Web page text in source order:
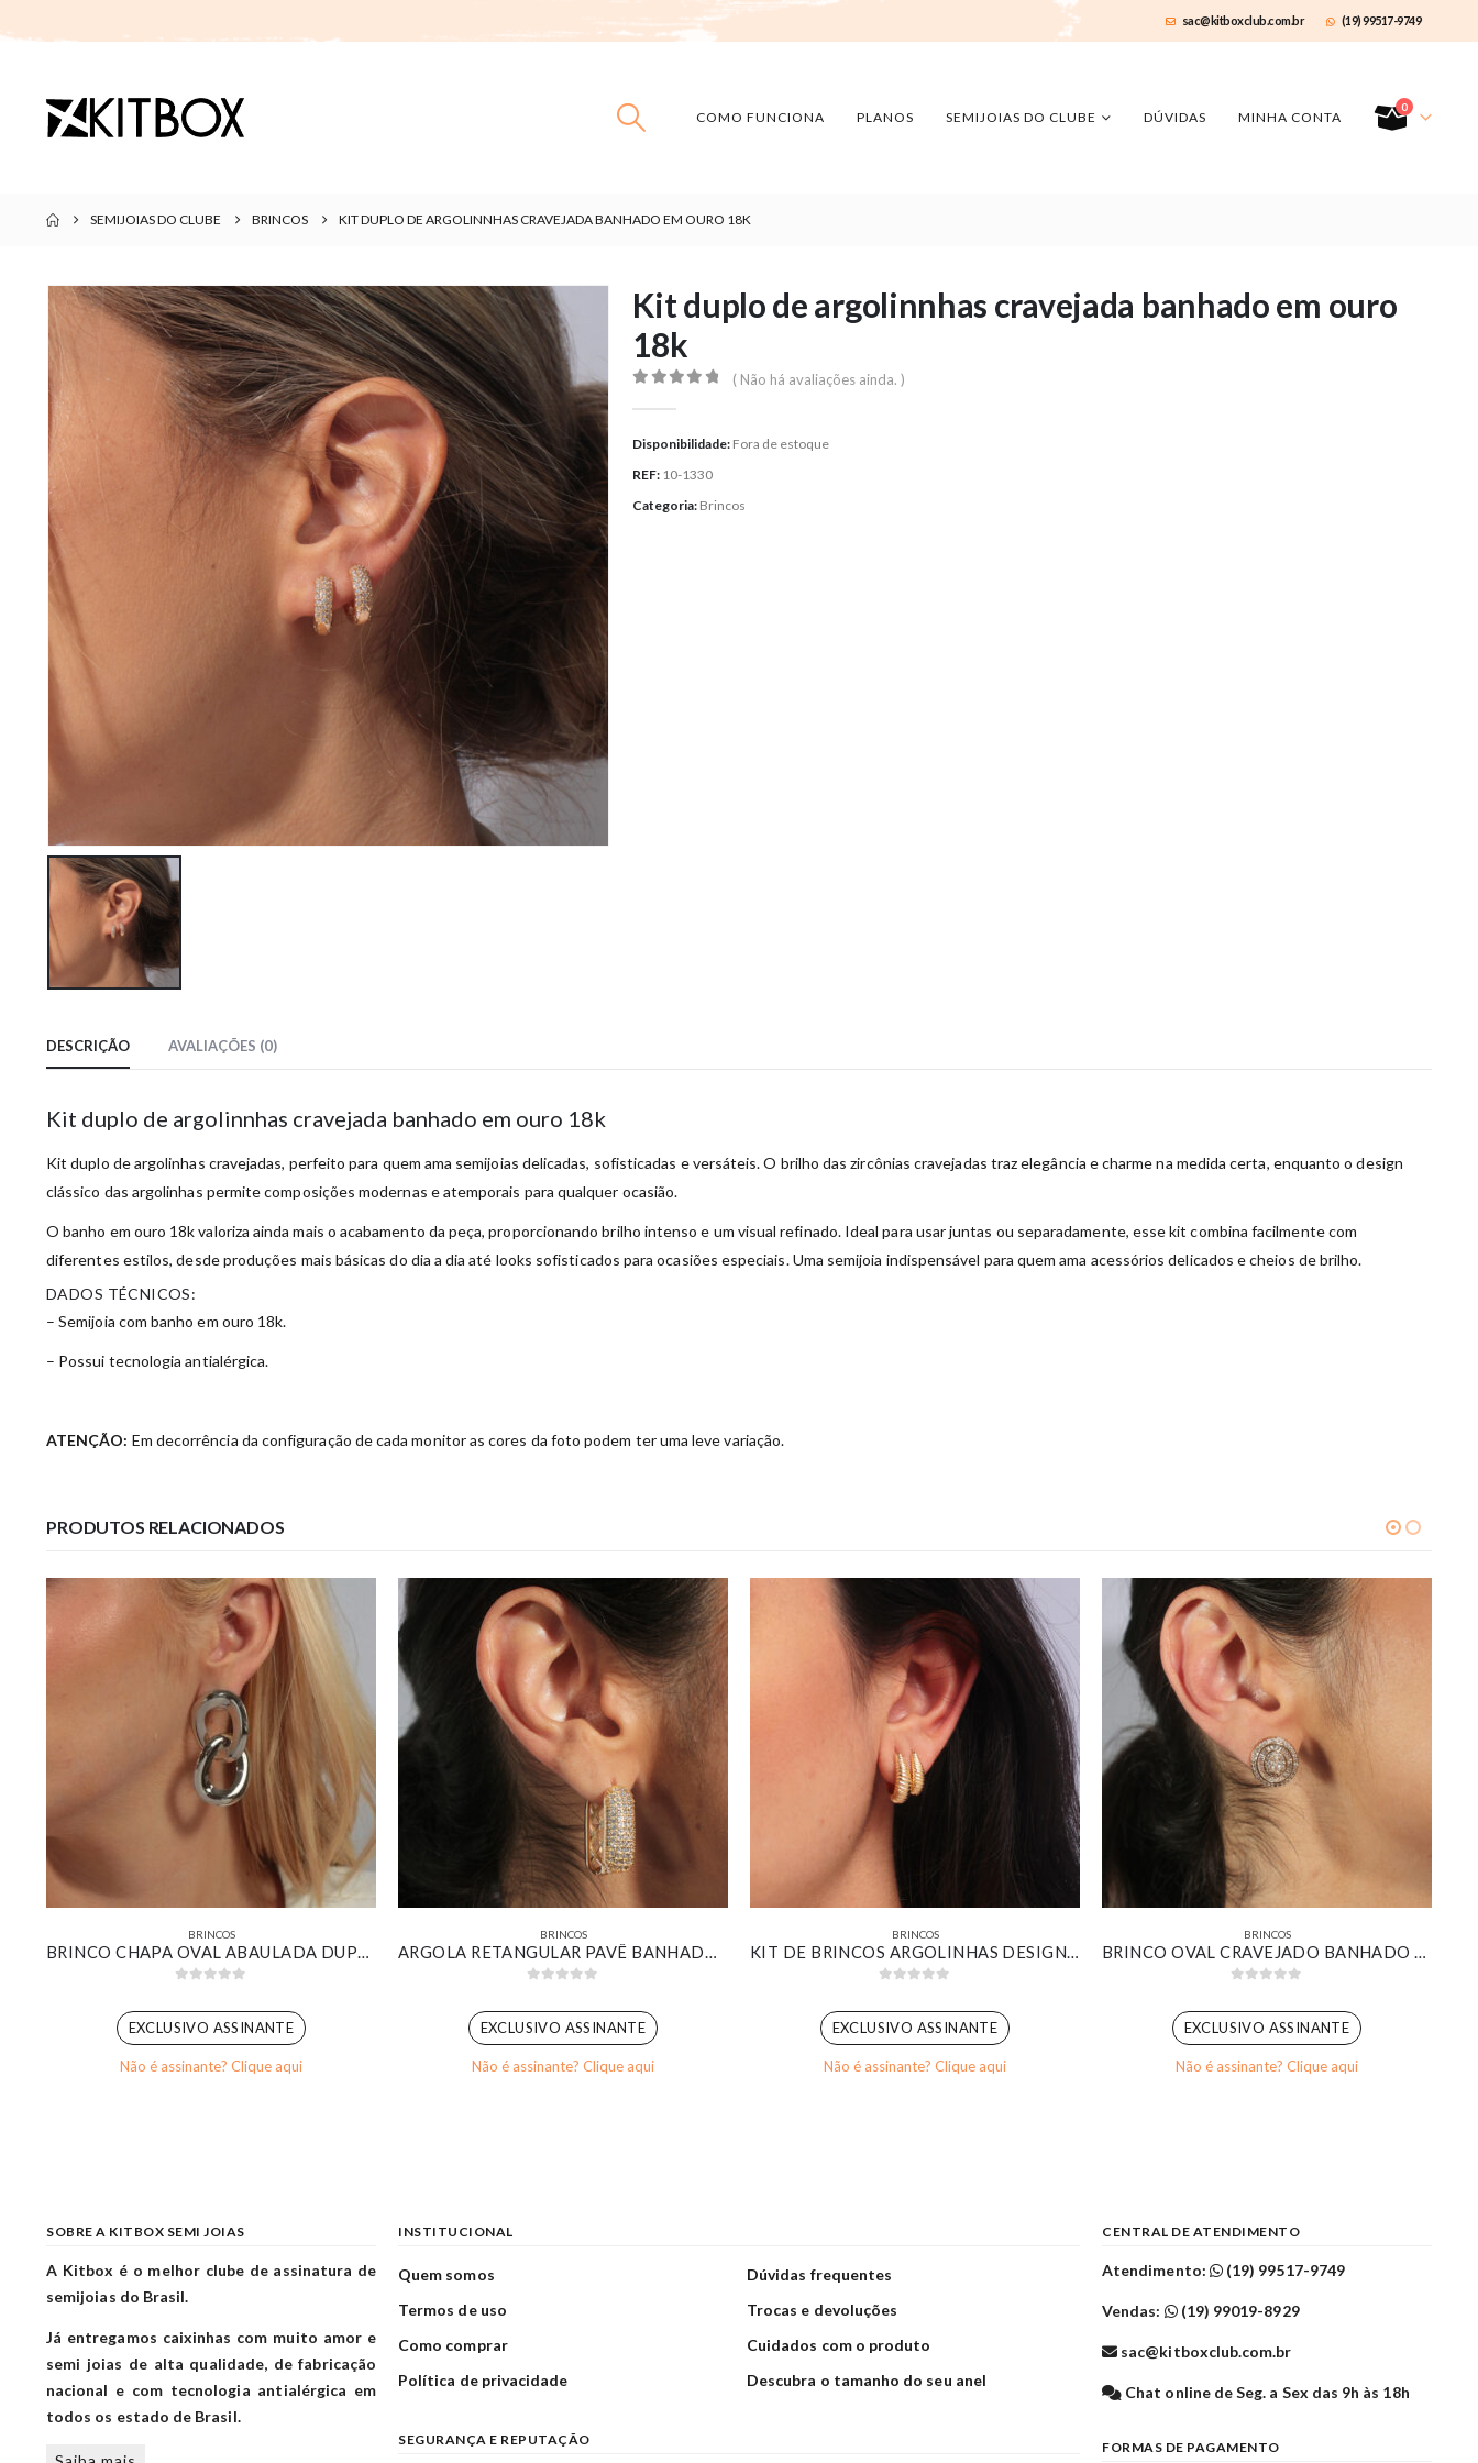
sac@kitboxclub.com.br (19) 99517-9749
COMO FUNCIONA PLANOS SEMIJOIAS DO CLUBE DÚVIDAS MINHA CONTA
0
SEMIJOIAS DO CLUBE BRINCOS KIT DUPLO DE ARGOLINNHAS CRAVEJADA BANHADO EM OURO 18K
Kit duplo de argolinnhas cravejada banhado em ouro
18k
( Não há avaliações ainda. )
Disponibilidade: Fora de estoque
REF: 10-1330
Categoria: Brincos
DESCRIÇÃO AVALIAÇÕES (0)
Kit duplo de argolinnhas cravejada banhado em ouro 18k
Kit duplo de argolinhas cravejadas, perfeito para quem ama semijoias delicadas, sofisticadas e versáteis. O brilho das zircônias cravejadas traz elegância e charme na medida certa, enquanto o design
clássico das argolinhas permite composições modernas e atemporais para qualquer ocasião.
O banho em ouro 18k valoriza ainda mais o acabamento da peça, proporcionando brilho intenso e um visual refinado. Ideal para usar juntas ou separadamente, esse kit combina facilmente com
diferentes estilos, desde produções mais básicas do dia a dia até looks sofisticados para ocasiões especiais. Uma semijoia indispensável para quem ama acessórios delicados e cheios de brilho.
DADOS TÉCNICOS:
– Semijoia com banho em ouro 18k.
– Possui tecnologia antialérgica.
ATENÇÃO: Em decorrência da configuração de cada monitor as cores da foto podem ter uma leve variação.
PRODUTOS RELACIONADOS
BRINCOS
BRINCO CHAPA OVAL ABAULADA DUPLA BANHADO EM OURO BRANCO
EXCLUSIVO ASSINANTE
Não é assinante? Clique aqui
BRINCOS
ARGOLA RETANGULAR PAVÊ BANHADA EM OURO 18K
EXCLUSIVO ASSINANTE
Não é assinante? Clique aqui
BRINCOS
KIT DE BRINCOS ARGOLINHAS DESIGN CROISSANT BANHADO EM OURO 18K
EXCLUSIVO ASSINANTE
Não é assinante? Clique aqui
BRINCOS
BRINCO OVAL CRAVEJADO BANHADO EM OURO 18K
EXCLUSIVO ASSINANTE
Não é assinante? Clique aqui
SOBRE A KITBOX SEMI JOIAS
A Kitbox é o melhor clube de assinatura de
semijoias do Brasil.
Já entregamos caixinhas com muito amor e
semi joias de alta qualidade, de fabricação
nacional e com tecnologia antialérgica em
todos os estado de Brasil.
INSTITUCIONAL
Quem somos
Termos de uso
Como comprar
Política de privacidade
Dúvidas frequentes
Trocas e devoluções
Cuidados com o produto
Descubra o tamanho do seu anel
SEGURANÇA E REPUTAÇÃO
CENTRAL DE ATENDIMENTO
Atendimento: (19) 99517-9749
Vendas: (19) 99019-8929
sac@kitboxclub.com.br
Chat online de Seg. a Sex das 9h às 18h
FORMAS DE PAGAMENTO